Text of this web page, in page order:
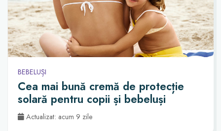
BEBELUȘI
Cea mai bună cremă de protecție
solară pentru copii și bebeluși
Actualizat: acum 9 zile